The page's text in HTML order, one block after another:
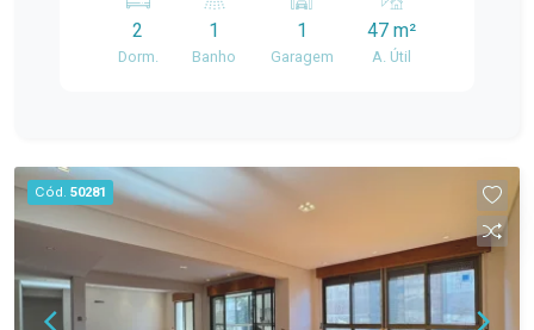
2
Dorm.
1
Banho
1
Garagem
47 m²
A. Útil
Cód. 50281